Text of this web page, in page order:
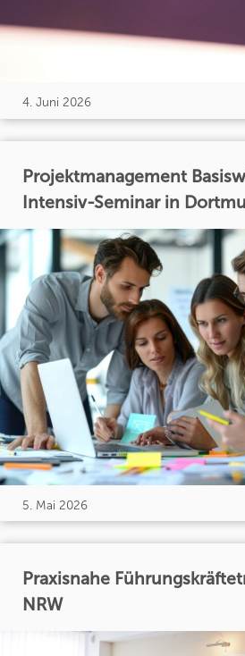
4. Juni 2026
Projektmanagement
Intensiv-Seminar in
5. Mai 2026
Praxisnahe
NRW